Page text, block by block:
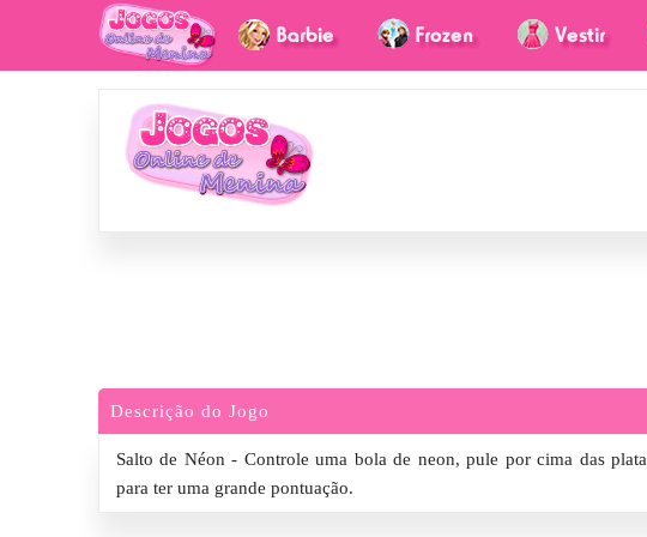
Descrição do Jogo
Salto de Néon - Controle uma bola de neon, pule por cima das
para ter uma grande pontuação.